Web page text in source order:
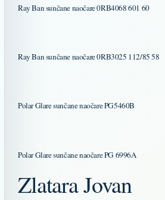
Ray Ban sunčane naočare 0RB4068 601 60
Ray Ban sunčane naočare 0RB3025 112/85 58
Polar Glare sunčane naočare PG5460B
Polar Glare sunčane naočare PG 6996A
Zlatara Jovan